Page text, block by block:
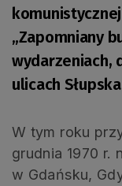
„Zapomniany
wydarzeniach,
ulicach
W tym roku
grudnia 1970 r.
w Gdańsku,